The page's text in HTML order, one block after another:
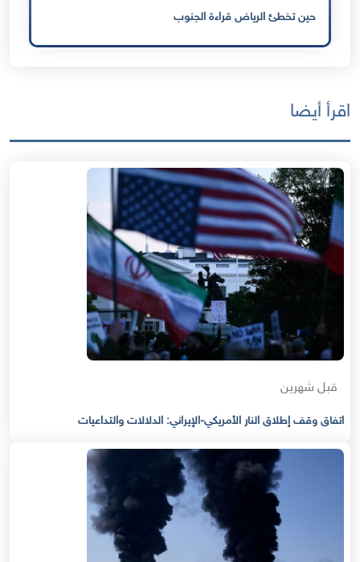
حين تخطئ الرياض قراءة الجنوب
اقرأ أيضا
قبل شهرين
اتفاق وقف إطلاق النار الأمريكي-الإيراني: الدلالات والتداعيات